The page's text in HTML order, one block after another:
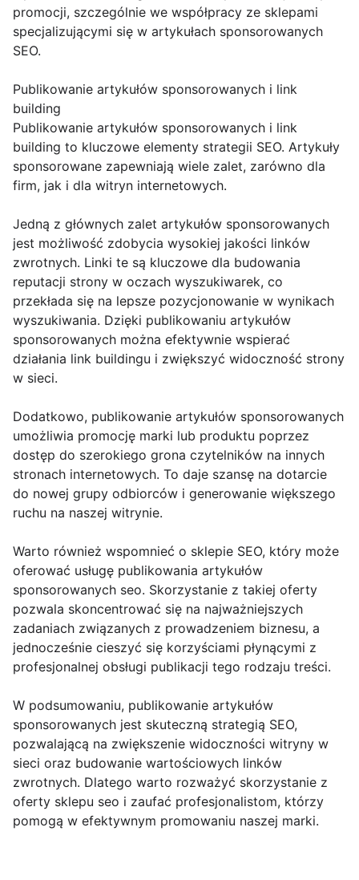
promocji, szczególnie we współpracy ze sklepami
specjalizującymi się w artykułach sponsorowanych
SEO.
Publikowanie artykułów sponsorowanych i link
building
Publikowanie artykułów sponsorowanych i link
building to kluczowe elementy strategii SEO. Artykuły
sponsorowane zapewniają wiele zalet, zarówno dla
firm, jak i dla witryn internetowych.
Jedną z głównych zalet artykułów sponsorowanych
jest możliwość zdobycia wysokiej jakości linków
zwrotnych. Linki te są kluczowe dla budowania
reputacji strony w oczach wyszukiwarek, co
przekłada się na lepsze pozycjonowanie w wynikach
wyszukiwania. Dzięki publikowaniu artykułów
sponsorowanych można efektywnie wspierać
działania link buildingu i zwiększyć widoczność strony
w sieci.
Dodatkowo, publikowanie artykułów sponsorowanych
umożliwia promocję marki lub produktu poprzez
dostęp do szerokiego grona czytelników na innych
stronach internetowych. To daje szansę na dotarcie
do nowej grupy odbiorców i generowanie większego
ruchu na naszej witrynie.
Warto również wspomnieć o sklepie SEO, który może
oferować usługę publikowania artykułów
sponsorowanych seo. Skorzystanie z takiej oferty
pozwala skoncentrować się na najważniejszych
zadaniach związanych z prowadzeniem biznesu, a
jednocześnie cieszyć się korzyściami płynącymi z
profesjonalnej obsługi publikacji tego rodzaju treści.
W podsumowaniu, publikowanie artykułów
sponsorowanych jest skuteczną strategią SEO,
pozwalającą na zwiększenie widoczności witryny w
sieci oraz budowanie wartościowych linków
zwrotnych. Dlatego warto rozważyć skorzystanie z
oferty sklepu seo i zaufać profesjonalistom, którzy
pomogą w efektywnym promowaniu naszej marki.